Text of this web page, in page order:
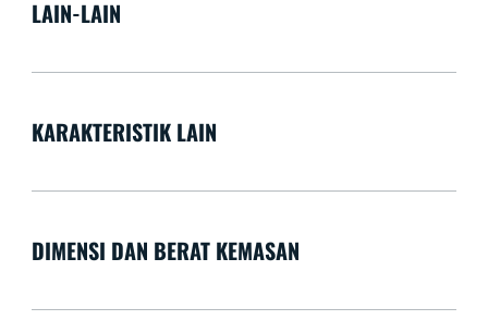
LAIN-LAIN
KARAKTERISTIK LAIN
DIMENSI DAN BERAT KEMASAN